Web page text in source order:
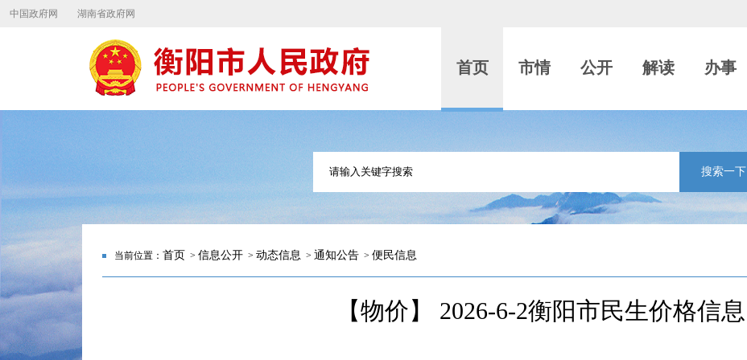
中国政府网 湖南省政府网
首页 市情 公开 解读 办事
搜索一下
当前位置： 首页 > 信息公开 > 动态信息 > 通知公告 > 便民信息
【物价】 2026-6-2衡阳市民生价格信息